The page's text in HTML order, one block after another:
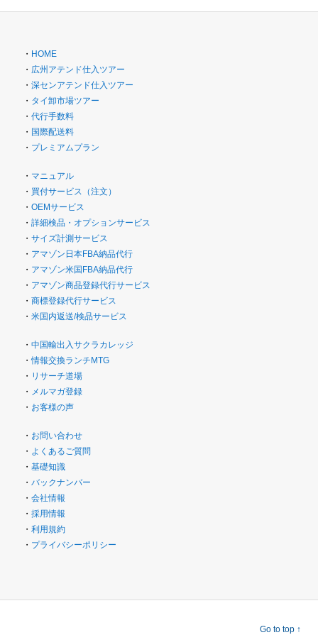
・ HOME
・ 広州アテンド仕入ツアー
・ 深センアテンド仕入ツアー
・ タイ卸市場ツアー
・ 代行手数料
・ 国際配送料
・ プレミアムプラン
・ マニュアル
・ 買付サービス（注文）
・ OEMサービス
・ 詳細検品・オプションサービス
・ サイズ計測サービス
・ アマゾン日本FBA納品代行
・ アマゾン米国FBA納品代行
・ アマゾン商品登録代行サービス
・ 商標登録代行サービス
・ 米国内返送/検品サービス
・ 中国輸出入サクラカレッジ
・情報交換ランチMTG
・ リサーチ道場
・ メルマガ登録
・ お客様の声
・ お問い合わせ
・ よくあるご質問
・ 基礎知識
・ バックナンバー
・ 会社情報
・ 採用情報
・ 利用規約
・ プライバシーポリシー
Go to top ↑